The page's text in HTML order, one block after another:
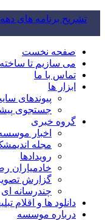
تشریح برنامه های
صفحه نخست
می سازیم تا
تماس با ما
ابزار ها
پیوندهای
جستجوی
گروه خبری
اخبار
مجله
رویدادها
خادمیاران
گزارش
چندرسانه ای
دانلود ها و اقلام
درباره موسسه